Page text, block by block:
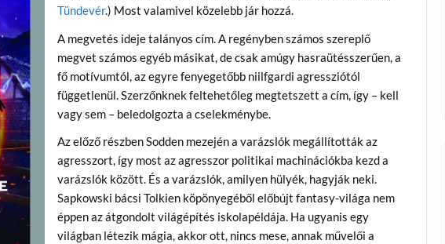
Tündevér.) Most valamivel közelebb jár hozzá.
A megvetés ideje talányos cím. A regényben számos szereplő
megvet számos egyéb másikat, de csak amúgy hasraütésszerűen, a
fő motívumtól, az egyre fenyegetőbb niilfgardi agressziótól
függetlenül. Szerzőnknek feltehetőleg megtetszett a cím, így – kell
vagy sem – beledolgozta a cselekménybe.
Az előző részben Sodden mezején a varázslók megállították az
agresszort, így most az agresszor politikai machinációkba kezd a
varázslók között. És a varázslók, amilyen hülyék, hagyják neki.
Sapkowski bácsi Tolkien köpönyegéből előbújt fantasy-világa nem
éppen az átgondolt világépítés iskolapéldája. Ha ugyanis egy
világban létezik mágia, akkor ott, nincs mese, annak művelői a